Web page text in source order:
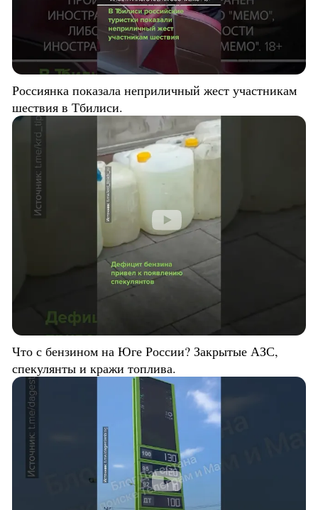
Россиянка показала неприличный жест участникам
шествия в Тбилиси.
Что с бензином на Юге России? Закрытые АЗС,
спекулянты и кражи топлива.